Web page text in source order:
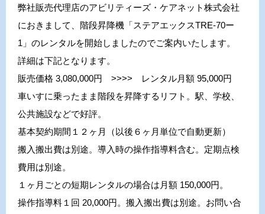
弊社販売代理店のアビリティーズ・ケアネット株式会社
におきまして、階段昇降機「ステアエックスTRE-70ー
1」のレンタルを開始しましたのでご案内いたします。
詳細は下記となります。
販売価格 3,080,000円 >>>> レンタル月額 95,000円
車いすに乗ったまま階段を昇降するリフト。駅、学校、
公共施設などで好評。
基本契約期間１２ヶ月（以後６ヶ月単位で自動更新）
搬入搬出費は別途。導入時の操作指導料含む。定期点検
費用は別途。
１ヶ月ごとの短期レンタルの場合は月額 150,000円。
操作指導料１回 20,000円。搬入搬出費は別途。 お問い合